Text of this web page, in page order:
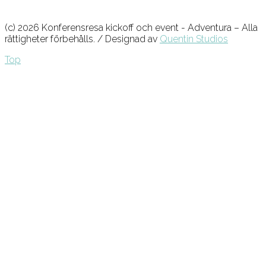
(c) 2026 Konferensresa kickoff och event - Adventura – Alla
rättigheter förbehålls. / Designad av Quentin Studios
Top